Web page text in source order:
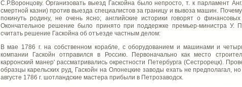
С.Р.Воронцову. Организовать выезд Гаскойна было непросто, т. к парламент
смертной казни) против выезда специалистов за границу и вывоза машин.
покинуть родину, не очень ясно; английские историки говорят о
Окончательное решение было принято при поддержке премьер-министра У.
считать решение Гаскойна об отъезде частным делом:
В мае 1786 г. на собственном корабле, с оборудованием и машинами и
компании Гаскойн отправился в Россию. Первоначально как место
карронский манер' рассматривались окрестности Петербурга (Сестрорецк).
образцы карельских руд, Гаскойн на Олонецкие заводы ехать не предполагал,
августе 1786 г. шотландские мастера прибыли в Петрозаводск.